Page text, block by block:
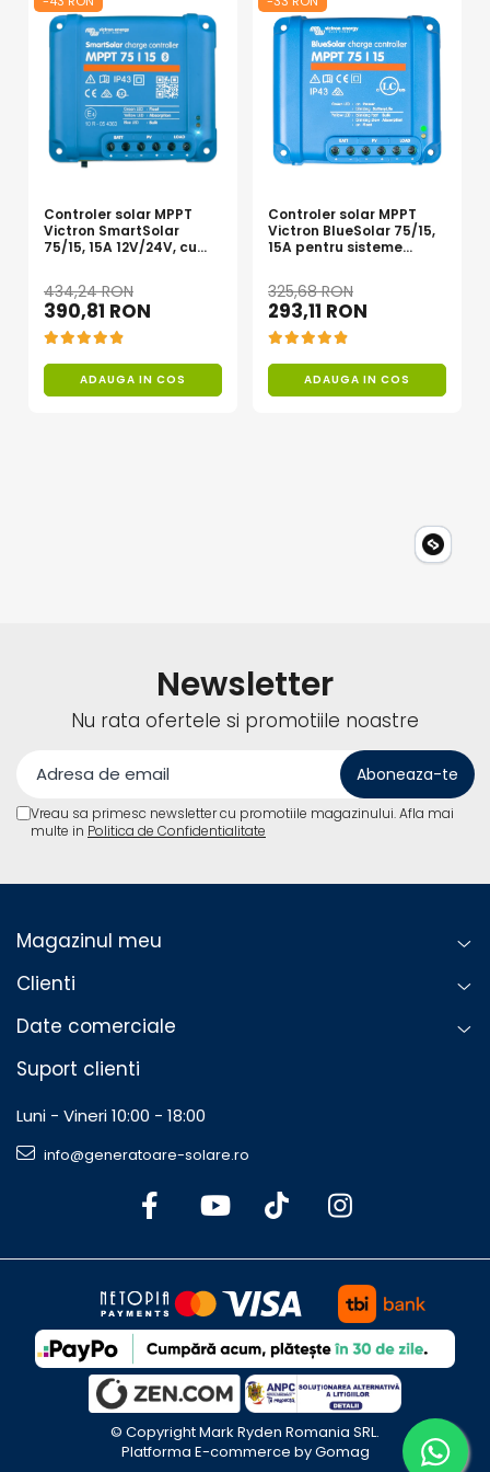
Acumulatori Gel
Acumulatori Moto
Electronice
Invertoare Tensiune
Roboti Pornire Auto
electrice
UPS Centrale Termice
Scule si aparate
Instrumente de masura
Anemometre
Clampmetre
Osciloscoape
Curent de incarcare de la retea (A) 25;
Eficienta max. (%) 94;
Temperatura de operare
-40 to +65°C;
Dimensiune (mm) 375 x 214 x 110;
Greutate (Kg) 10;
Controler solar MPPT
Victron SmartSolar
75/15, 15A 12V/24V, cu
434,24 RON
390,81 RON
ADAUGA IN COS
Controler solar MPPT
Victron BlueSolar 75/15,
15A pentru sisteme
325,68 RON
293,11 RON
ADAUGA IN COS
Newsletter
Nu rata ofertele si promotiile noastre
Vreau sa primesc newsletter cu promotiile magazinului. Afla mai
multe in Politica de Confidentialitate
Magazinul meu
Clienti
Date comerciale
Suport clienti
Luni - Vineri 10:00 - 18:00
info@generatoare-solare.ro
©️ Copyright Mark Ryden Romania SRL.
Platforma E-commerce by Gomag